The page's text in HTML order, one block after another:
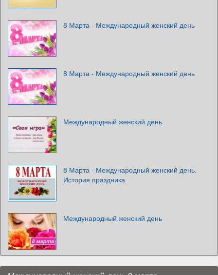
8 Марта - Международный женский день
8 Марта - Международный женский день
Международный женский день
8 Марта - Международный женский день.
История праздника
Международный женский день